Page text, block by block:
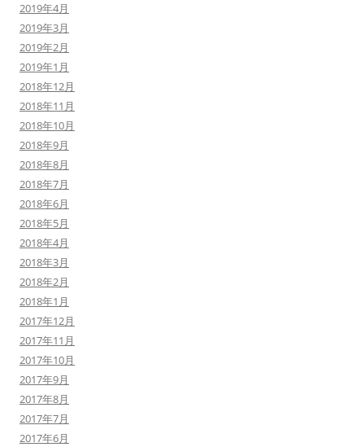
2019年4月
2019年3月
2019年2月
2019年1月
2018年12月
2018年11月
2018年10月
2018年9月
2018年8月
2018年7月
2018年6月
2018年5月
2018年4月
2018年3月
2018年2月
2018年1月
2017年12月
2017年11月
2017年10月
2017年9月
2017年8月
2017年7月
2017年6月